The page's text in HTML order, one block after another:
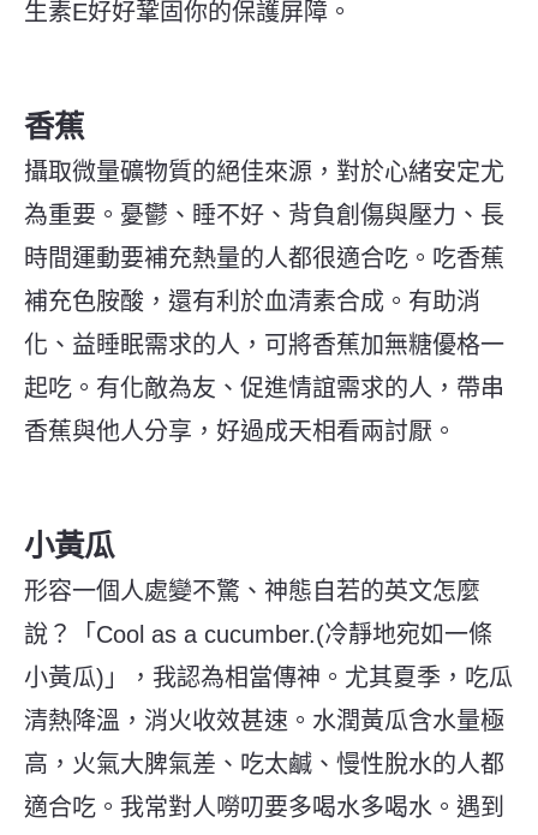
生素E好好鞏固你的保護屏障。
香蕉
攝取微量礦物質的絕佳來源，對於心緒安定尤
為重要。憂鬱、睡不好、背負創傷與壓力、長
時間運動要補充熱量的人都很適合吃。吃香蕉
補充色胺酸，還有利於血清素合成。 有助消
化、益睡眠需求的人，可將香蕉加無糖優格一
起吃。有化敵為友、促進情誼需求的人，帶串
香蕉與他人分享，好過成天相看兩討厭。
小黃瓜
形容一個人處變不驚、神態自若的英文怎麼
說？「Cool as a cucumber.(冷靜地宛如一條
小黃瓜)」，我認為相當傳神。尤其夏季，吃瓜
清熱降溫，消火收效甚速。水潤黃瓜含水量極
高，火氣大脾氣差、吃太鹹、慢性脫水的人都
適合吃。 我常對人嘮叨要多喝水多喝水。遇到